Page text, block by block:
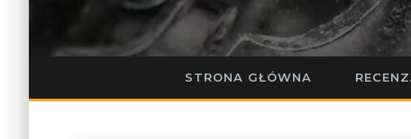
STRONA GŁÓWNA